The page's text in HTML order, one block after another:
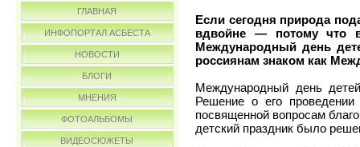
ГЛАВНАЯ
ИНФОПОРТАЛ АСБЕСТА
НОВОСТИ
БЛОГИ
МНЕНИЯ
ФОТОАЛЬБОМЫ
ВИДЕОСЮЖЕТЫ
Если сегодня природа
вдвойне — потому что
Международный день
россиянам знаком как
Международный день
Решение о его
посвященной вопросам
детский праздник было